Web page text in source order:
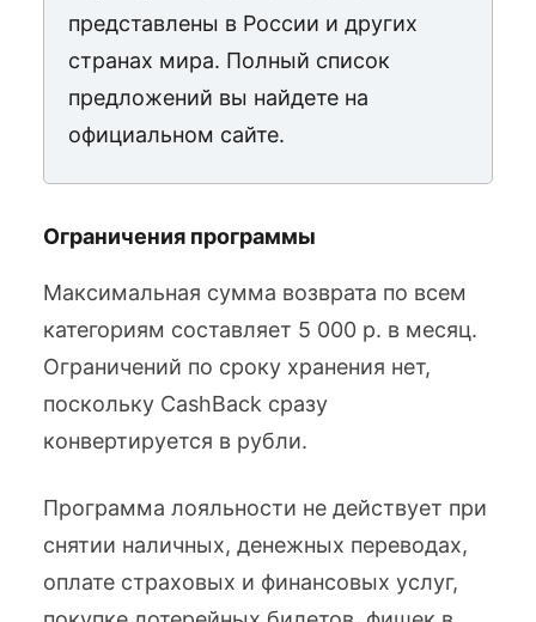
представлены в России и других
странах мира. Полный список
предложений вы найдете на
официальном сайте.
Ограничения программы
Максимальная сумма возврата по всем
категориям составляет 5 000 р. в месяц.
Ограничений по сроку хранения нет,
поскольку CashBack сразу
конвертируется в рубли.
Программа лояльности не действует при
снятии наличных, денежных переводах,
оплате страховых и финансовых услуг,